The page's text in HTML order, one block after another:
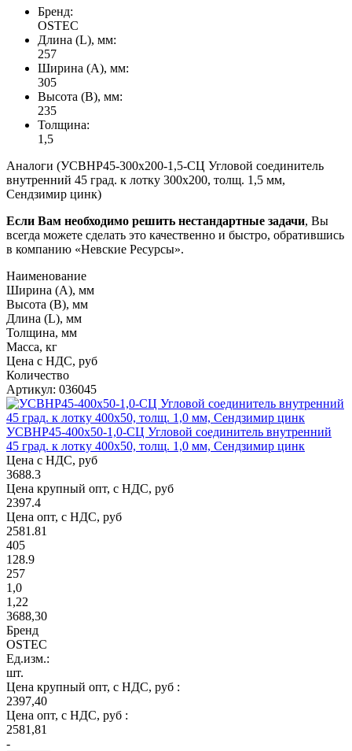
Бренд:
OSTEC
Длина (L), мм:
257
Ширина (А), мм:
305
Высота (В), мм:
235
Толщина:
1,5
Аналоги (УСВНР45-300х200-1,5-СЦ Угловой соединитель
внутренний 45 град. к лотку 300х200, толщ. 1,5 мм,
Сендзимир цинк)
Если Вам необходимо решить нестандартные задачи, Вы
всегда можете сделать это качественно и быстро, обратившись
в компанию «Невские Ресурсы».
Наименование
Ширина (А), мм
Высота (В), мм
Длина (L), мм
Толщина, мм
Масса, кг
Цена с НДС, руб
Количество
Артикул: 036045
УСВНР45-400х50-1,0-СЦ Угловой соединитель внутренний
45 град. к лотку 400х50, толщ. 1,0 мм, Сендзимир цинк
Цена с НДС, руб
3688.3
Цена крупный опт, с НДС, руб
2397.4
Цена опт, с НДС, руб
2581.81
405
128.9
257
1,0
1,22
3688,30
Бренд
OSTEC
Ед.изм.:
шт.
Цена крупный опт, с НДС, руб :
2397,40
Цена опт, с НДС, руб :
2581,81
-